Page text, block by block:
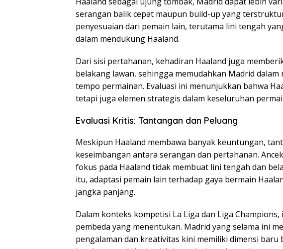
serangan balik cepat maupun build-up yang
penyesuaian dari pemain lain, terutama lini tengah
dalam mendukung Haaland.
Dari sisi pertahanan, kehadiran Haaland juga
belakang lawan, sehingga memudahkan Madrid
tempo permainan. Evaluasi ini menunjukkan bahwa
tetapi juga elemen strategis dalam keseluruhan
Evaluasi Kritis: Tantangan dan Peluang
Meskipun Haaland membawa banyak keuntungan,
keseimbangan antara serangan dan pertahanan.
fokus pada Haaland tidak membuat lini tengah dan
itu, adaptasi pemain lain terhadap gaya bermain
jangka panjang.
Dalam konteks kompetisi La Liga dan Liga
pembeda yang menentukan. Madrid yang selama ini
pengalaman dan kreativitas kini memiliki dimensi baru